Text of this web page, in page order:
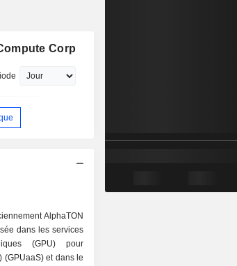
Corp
AlphaTON
dans les services
(GPU) pour
(GPUaaS) et dans le